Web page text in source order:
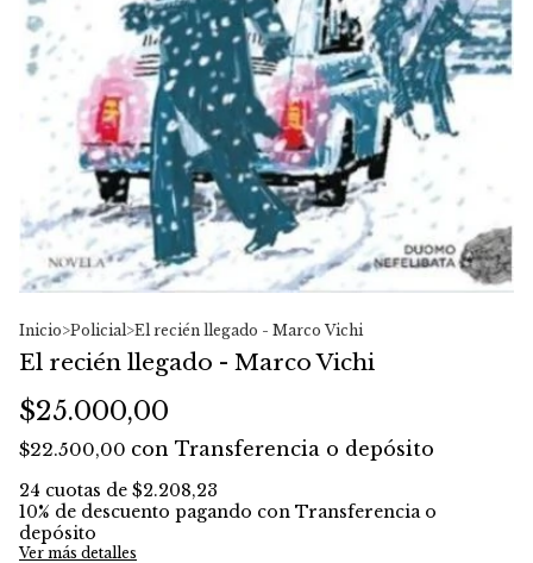
Inicio>Policial>El recién llegado - Marco Vichi
El recién llegado - Marco Vichi
$25.000,00
$22.500,00 con Transferencia o depósito
24 cuotas de $2.208,23
10% de descuento pagando con Transferencia o
depósito
Ver más detalles